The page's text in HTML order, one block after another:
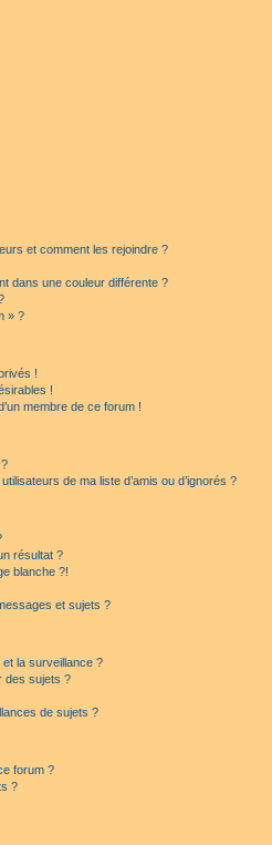
et comment les rejoindre ?
dans une couleur différente ?
» ?
!
!
membre de ce forum !
de ma liste d’amis ou d’ignorés ?
résultat ?
blanche ?!
et sujets ?
la surveillance ?
des sujets ?
de sujets ?
forum ?
?